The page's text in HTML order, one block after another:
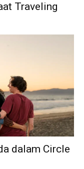
Traveling
dalam Circle